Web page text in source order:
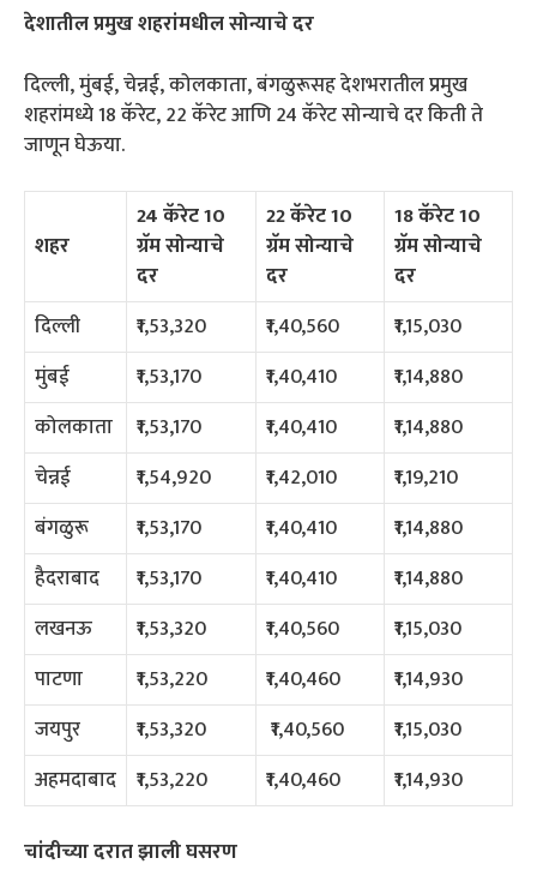
देशातील प्रमुख शहरांमधील सोन्याचे दर
दिल्ली, मुंबई, चेन्नई, कोलकाता, बंगळुरूसह देशभरातील प्रमुख
शहरांमध्ये 18 कॅरेट, 22 कॅरेट आणि 24 कॅरेट सोन्याचे दर किती ते
जाणून घेऊया.
शहर
24 कॅरेट 10
ग्रॅम सोन्याचे
दर
22 कॅरेट 10
ग्रॅम सोन्याचे
दर
18 कॅरेट 10
ग्रॅम सोन्याचे
दर
दिल्ली
₹1,53,320 ₹1,40,560
₹1,15,030
मुंबई
₹1,53,170 ₹1,40,410
₹1,14,880
कोलकाता
₹1,53,170 ₹1,40,410
₹1,14,880
चेन्नई
₹1,54,920 ₹1,42,010
₹1,19,210
बंगळुरू
₹1,53,170 ₹1,40,410
₹1,14,880
हैदराबाद
₹1,53,170 ₹1,40,410
₹1,14,880
लखनऊ
₹1,53,320 ₹1,40,560
₹1,15,030
पाटणा
₹1,53,220 ₹1,40,460
₹1,14,930
जयपुर
₹1,53,320 ₹1,40,560
₹1,15,030
अहमदाबाद
₹1,53,220 ₹1,40,460 ₹1,14,930
चांदीच्या दरात झाली घसरण